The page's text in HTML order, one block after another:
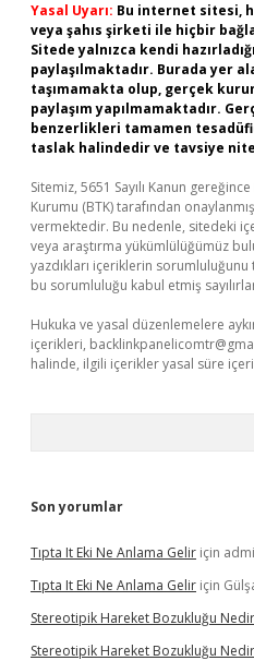
Yasal Uyarı: Bu internet sitesi,
veya şahıs şirketi ile hiçbir
Sitede yalnızca kendi
paylaşılmaktadır. Burada yer
taşımamakta olup, gerçek
paylaşım yapılmamaktadır.
benzerlikleri tamamen
taslak halindedir ve tavsiye
Sitemiz, 5651 Sayılı Kanun
Kurumu (BTK) tarafından
vermektedir. Bu nedenle, sitedeki
veya araştırma yükümlülüğümüz
yazdıkları içeriklerin
bu sorumluluğu kabul etmiş
Hukuka ve yasal düzenlemelere
içerikleri,
halinde, ilgili içerikler yasal süre
Son yorumlar
Tıpta It Eki Ne Anlama Gelir için
Tıpta It Eki Ne Anlama Gelir için
Stereotipik Hareket Bozukluğu Nedir
Stereotipik Hareket Bozukluğu Nedir